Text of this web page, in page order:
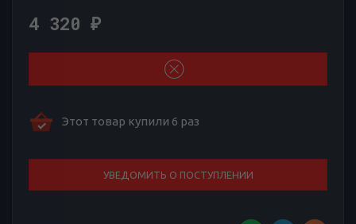
4 320 ₽
Этот товар купили 6 раз
УВЕДОМИТЬ О ПОСТУПЛЕНИИ